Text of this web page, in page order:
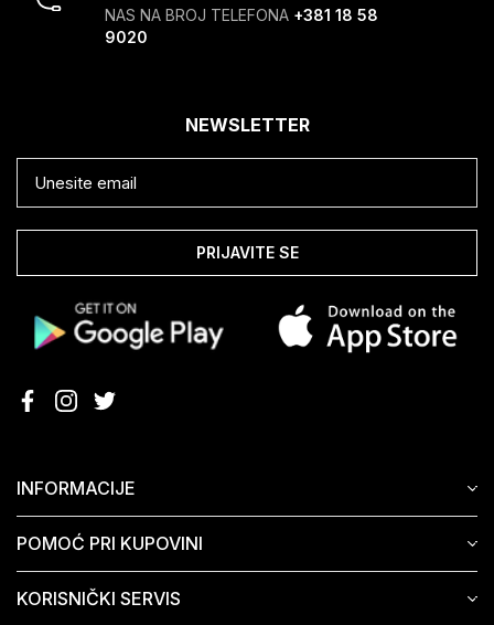
NAS NA BROJ TELEFONA +381 18 58
9020
INFORMACIJE
POMOĆ PRI KUPOVINI
KORISNIČKI SERVIS
NEWSLETTER
PRIJAVITE SE